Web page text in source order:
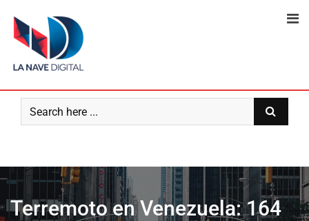
content
Terremoto en Venezuela: 164